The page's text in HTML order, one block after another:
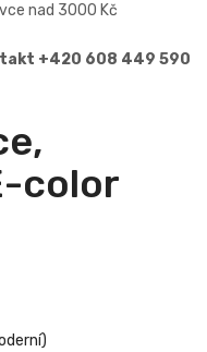
nad 3000 Kč
+420 608 449 590
color